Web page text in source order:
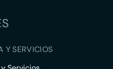
Y SERVICIOS